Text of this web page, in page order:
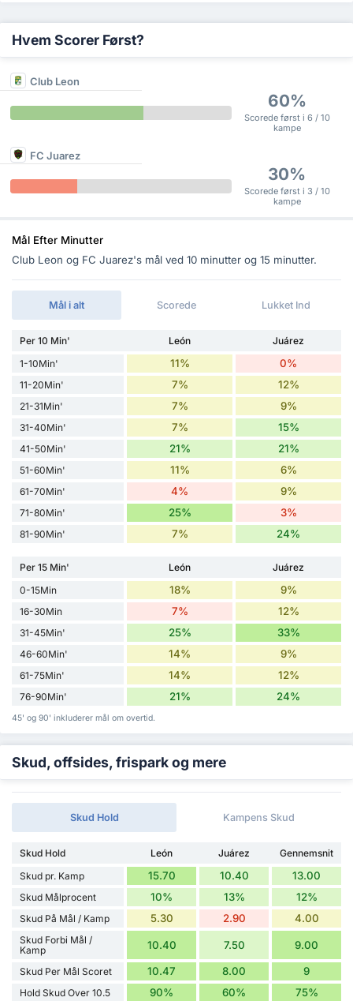
Hvem Scorer Først?
Club Leon
60%
Scorede først i 6 / 10
kampe
FC Juarez
30%
Scorede først i 3 / 10
kampe
Mål Efter Minutter
Club Leon og FC Juarez's mål ved 10 minutter og 15 minutter.
Mål i alt Scorede Lukket Ind
Per 10 Min' León
Juárez
1-10Min'
11% 0%
11-20Min' 7% 12%
21-31Min' 7% 9%
31-40Min' 7% 15%
41-50Min' 21% 21%
51-60Min' 11% 6%
61-70Min' 4% 9%
71-80Min' 25% 3%
81-90Min' 7% 24%
Per 15 Min' León
Juárez
0-15Min
18% 9%
16-30Min 7% 12%
31-45Min' 25% 33%
46-60Min' 14% 9%
61-75Min' 14% 12%
76-90Min' 21% 24%
45' og 90' inkluderer mål om overtid.
Skud, offsides, frispark og mere
Skud Hold Kampens Skud
Skud Hold León Juárez
Gennemsnit
Skud pr. Kamp
15.70 10.40 13.00
Skud Målprocent 10% 13% 12%
Skud På Mål / Kamp 5.30 2.90 4.00
Skud Forbi Mål /
Kamp
10.40 7.50 9.00
Skud Per Mål Scoret 10.47 8.00 9
Hold Skud Over 10.5 90% 60% 75%